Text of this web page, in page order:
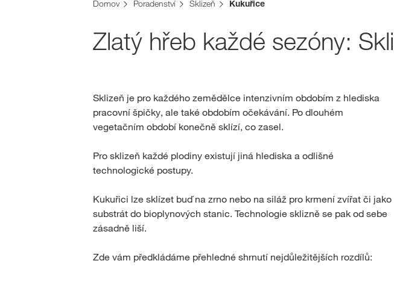
Domov Poradenství Sklizeň Kukuřice
Zlatý hřeb každé sezóny:
Sklizeň je pro každého zemědělce intenzivním obdobím z hlediska
pracovní špičky, ale také obdobím očekávání. Po dlouhém
vegetačním období konečně sklízí, co zasel.
Pro sklizeň každé plodiny existují jiná hlediska a odlišné
technologické postupy.
Kukuřici lze sklízet buď na zrno nebo na siláž pro krmení zvířat či jako
substrát do bioplynových stanic. Technologie sklizně se pak od sebe
zásadně liší.
Zde vám předkládáme přehledné shrnutí nejdůležitějších rozdílů: